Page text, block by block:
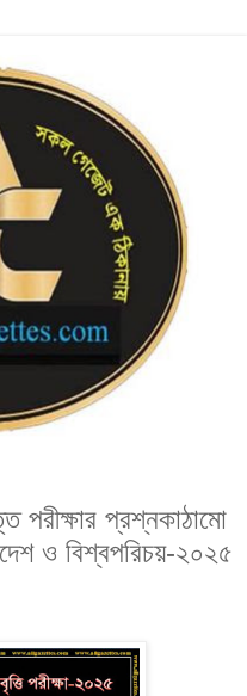
পরীক্ষার প্রশ্নকাঠামো
ও বিশ্বপরিচয়-২০২৫